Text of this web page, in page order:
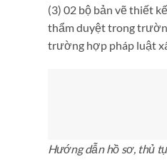
(3) 02 bộ bản vẽ thiết
thẩm duyệt trong
trường hợp pháp luật
Hướng dẫn hồ sơ, thủ